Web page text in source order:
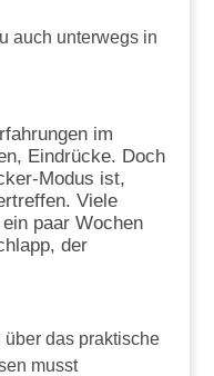
auch unterwegs in
im
Eindrücke. Doch
Modus ist,
Viele
paar Wochen
der
das praktische
musst